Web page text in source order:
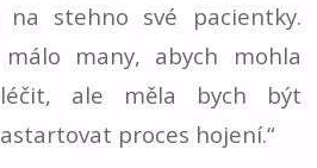
stehno své pacientky.
many, abych mohla
ale měla bych být
proces hojení.“